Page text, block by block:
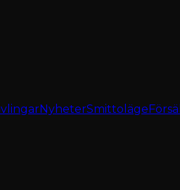
NyheterSmittoläge